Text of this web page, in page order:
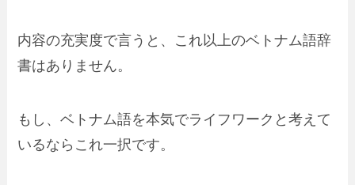
内容の充実度で言うと、これ以上のベトナム語辞
書はありません。
もし、ベトナム語を本気でライフワークと考えて
いるならこれ一択です。